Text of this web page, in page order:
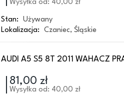
Wysyłka od: 40,00 zł
Stan:
Używany
Lokalizacja:
Czaniec, Śląskie
AUDI A5 S5 8T 2011 WAHACZ
81,00 zł
Wysyłka od: 40,00 zł